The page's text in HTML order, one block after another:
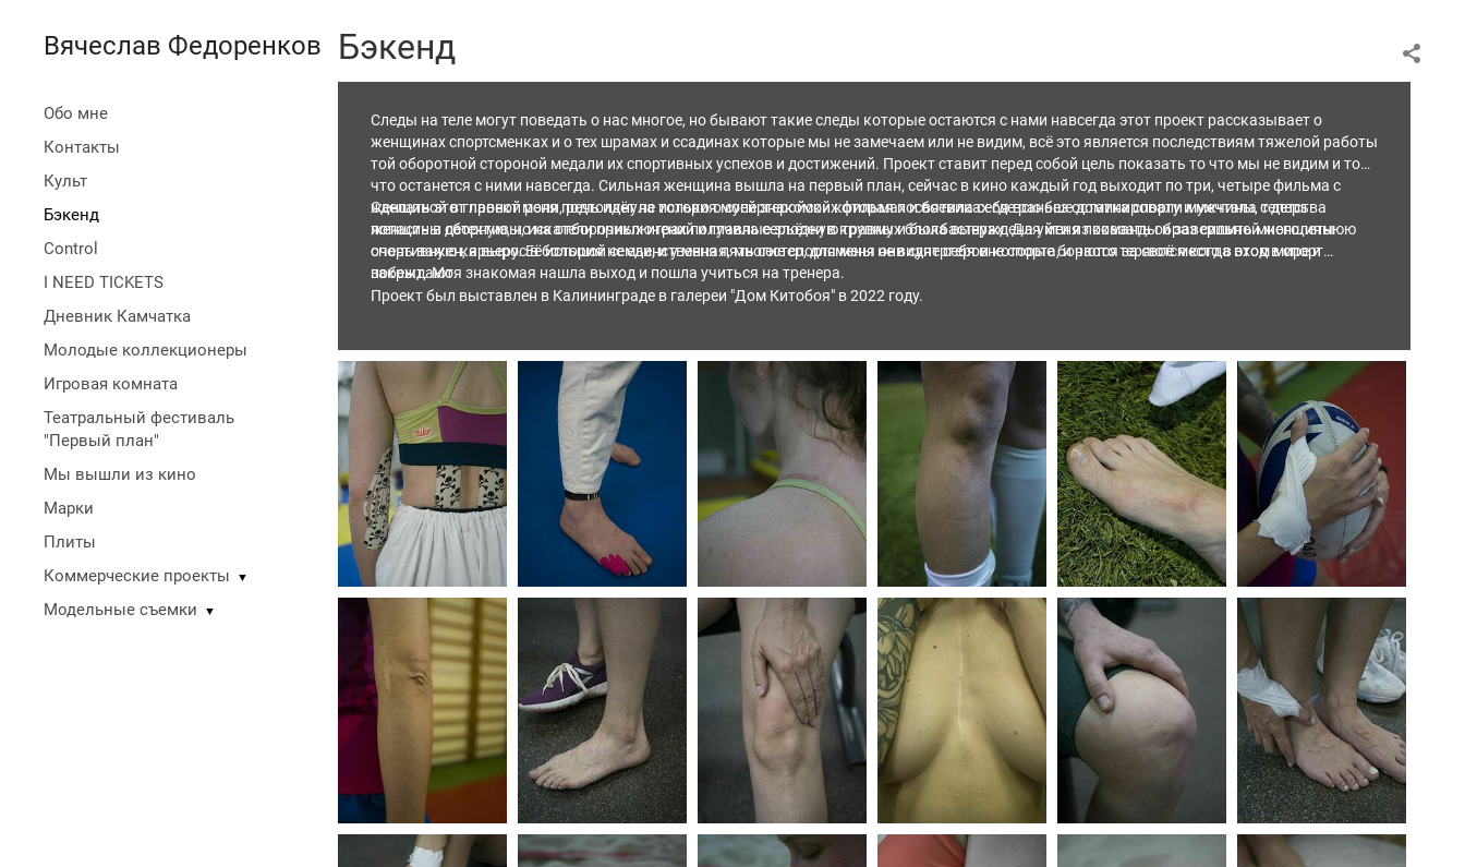
Вячеслав Федоренков
Обо мне
Контакты
Культ
Бэкенд
Control
I NEED TICKETS
Дневник Камчатка
Молодые коллекционеры
Игровая комната
Театральный фестиваль
"Первый план"
Мы вышли из кино
Марки
Плиты
Коммерческие проекты
▼
Модельные съемки ▼
Бэкенд
Следы на теле могут поведать о нас многое, но бывают такие следы которые остаются с нами навсегда этот проект рассказывает о
женщинах спортсменках и о тех шрамах и ссадинах которые мы не замечаем или не видим, всё это является последствиям тяжелой работы
той оборотной стороной медали их спортивных успехов и достижений. Проект ставит перед собой цель показать то что мы не видим и то
что останется с ними навсегда. Сильная женщина вышла на первый план, сейчас в кино каждый год выходит по три, четыре фильма с
женщиной в главной роли, речь идёт не только о супергеройских фильмах и боевиках где раньше доминировали мужчины, теперь
женщины детективы, искатели приключений и главные злодеи в крупных блокбастерах. Для меня показать образ сильной женщины
очень важен, я вырос в большой семье, и у меня пять сестер, для меня они супергерои которые борются за своё место в этом мире и
побеждают.
Сделать этот проект меня подтолкнула история моей знакомой которая посвятила себя всю без остатка спорту и мечтала с детства
попасть в сборную, но на отборочных играх получила серьёзную травму и была вынуждена уйти из команды и завершить многолетнюю
спортивную карьеру. Её история не единственная, многие спортсмены не видят себя вне спорта, и часто теряются когда вход в спорт
закрыт. Моя знакомая нашла выход и пошла учиться на тренера.
Проект был выставлен в Калининграде в галереи "Дом Китобоя" в 2022 году.